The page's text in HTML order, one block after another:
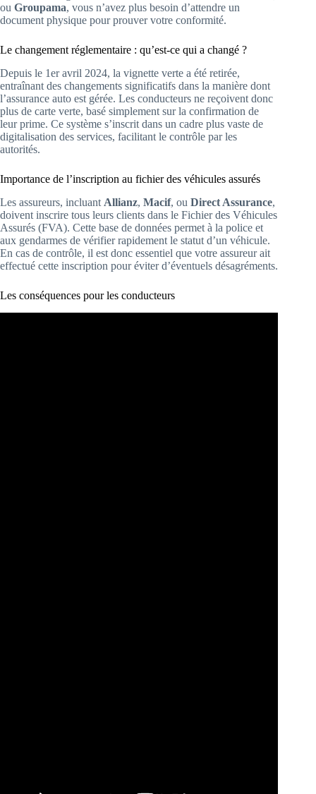
ou Groupama, vous n’avez plus besoin d’attendre un
document physique pour prouver votre conformité.
Le changement réglementaire : qu’est-ce qui a changé ?
Depuis le 1er avril 2024, la vignette verte a été retirée,
entraînant des changements significatifs dans la manière dont
l’assurance auto est gérée. Les conducteurs ne reçoivent donc
plus de carte verte, basé simplement sur la confirmation de
leur prime. Ce système s’inscrit dans un cadre plus vaste de
digitalisation des services, facilitant le contrôle par les
autorités.
Importance de l’inscription au fichier des véhicules assurés
Les assureurs, incluant Allianz, Macif, ou Direct Assurance,
doivent inscrire tous leurs clients dans le Fichier des Véhicules
Assurés (FVA). Cette base de données permet à la police et
aux gendarmes de vérifier rapidement le statut d’un véhicule.
En cas de contrôle, il est donc essentiel que votre assureur ait
effectué cette inscription pour éviter d’éventuels désagréments.
Les conséquences pour les conducteurs